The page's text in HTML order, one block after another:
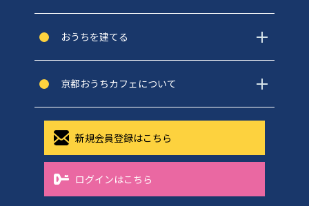
おうちを建てる
京都おうちカフェについて
新規会員登録はこちら
ログインはこちら